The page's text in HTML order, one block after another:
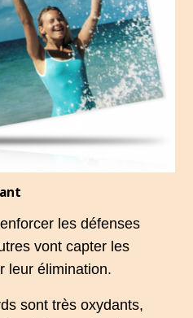
les défenses
vont capter les
leur élimination.
sont très oxydants,